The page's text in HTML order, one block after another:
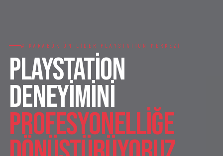
# KARABÜK'ÜN LIDER PLAYSTATION MERKEZI
PlayStation
Deneyimini
Profesyonelliğe